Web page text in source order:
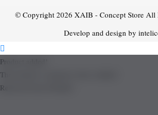
© Copyright 2026 XAIB - Concept Store All
Develop and design by
Product added!
The product is already in the wishlist!
Removed from Wishlist